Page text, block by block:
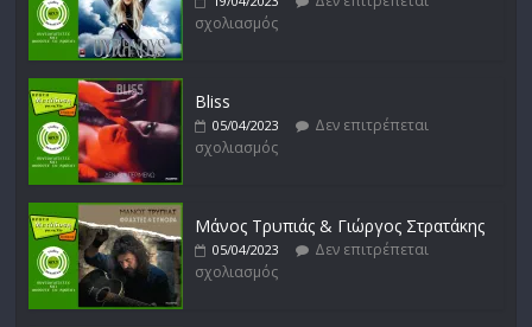
σχολιασμός
Bliss
05/04/2023
Δεν επιτρέπεται
σχολιασμός
Μάνος Τρυπιάς & Γιώργος Στρατάκης
05/04/2023
Δεν επιτρέπεται
σχολιασμός